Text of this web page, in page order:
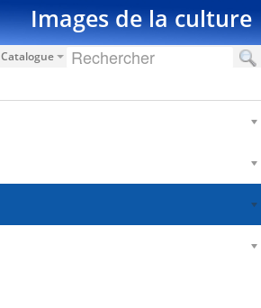
Images de la culture
Catalogue